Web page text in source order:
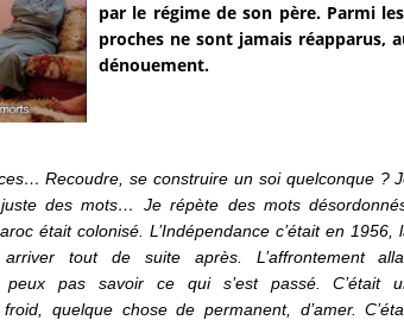
par le régime de son père. Parmi
proches ne sont jamais réapparus,
dénouement.
Recoudre, se construire un soi quelconque ?
des mots… Je répète des mots
était colonisé. L’Indépendance c’était en 1956,
arriver tout de suite après. L’affrontement
pas savoir ce qui s’est passé. C’était
quelque chose de permanent, d’amer.